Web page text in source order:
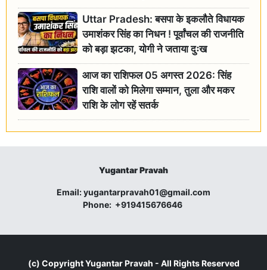
Uttar Pradesh: बसपा के इकलौते विधायक
उमाशंकर सिंह का निधन ! पूर्वांचल की राजनीति
को बड़ा झटका, योगी ने जताया दुःख
आज का राशिफल 05 अगस्त 2026: सिंह
राशि वालों को मिलेगा सम्मान, तुला और मकर
राशि के लोग रहें सतर्क
Yugantar Pravah
Email:yugantarpravah01@gmail.com
Phone: +919415676646
(c) CopyrightYugantar Pravah - All Rights Reserved